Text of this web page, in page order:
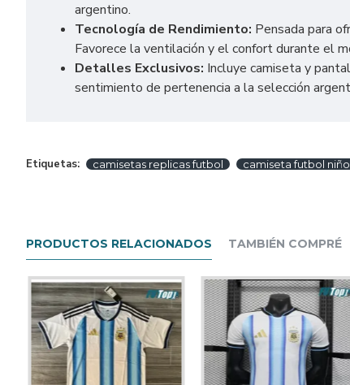
argentino.
Tecnología de Rendimiento: Pensada para
Favorece la ventilación y el confort durante el
Detalles Exclusivos: Incluye camiseta y
sentimiento de pertenencia a la selección
Etiquetas: camisetas replicas futbol camiseta futbol niño
PRODUCTOS RELACIONADOS TAMBIÉN COMPRÉ